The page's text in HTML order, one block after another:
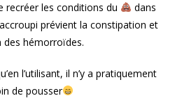
recréer les conditions du
dans
prévient la constipation et
des hémorroïdes.
l’utilisant, il n’y a pratiquement
de pousser